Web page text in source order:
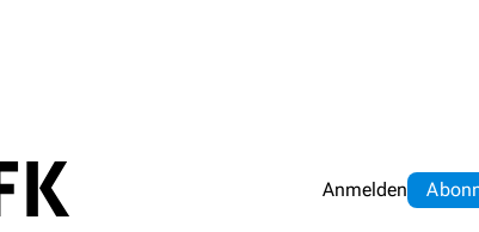
Anmelden Abo